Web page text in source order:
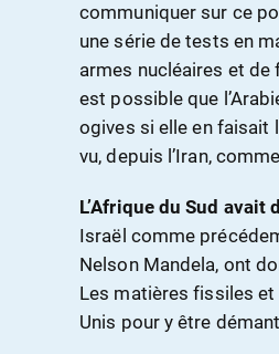
communiquer sur ce
une série de tests en
armes nucléaires et de
est possible que
ogives si elle en faisait
vu, depuis l’Iran,
L’Afrique du Sud
Israël comme
Nelson Mandela, ont
Les matières fissiles
Unis pour y être